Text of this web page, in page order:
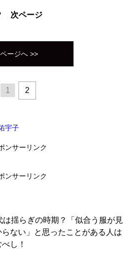
次ページ
ージへ >>
1 2
宇子
ンサーリンク
ンサーリンク
は揺らぎの時期？「似合う服が見
らない」と思ったことがある人は
し！